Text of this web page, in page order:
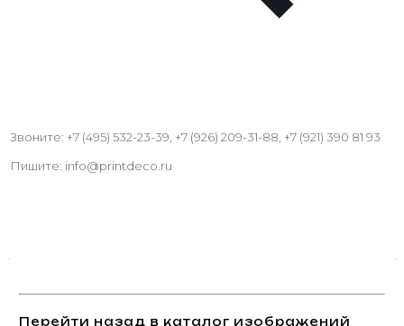
Звоните: +7 (495) 532-23-39, +7 (926) 209-31-88, +7 (921) 390 81 93
Пишите: info@printdeco.ru
Перейти назад в каталог изображений